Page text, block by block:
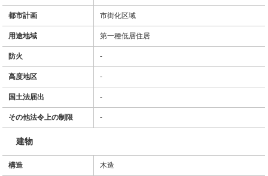
都市計画 市街化区域
用途地域 第一種低層住居
防火 -
高度地区 -
国土法届出 -
その他法令上の制限 -
建物
構造 木造